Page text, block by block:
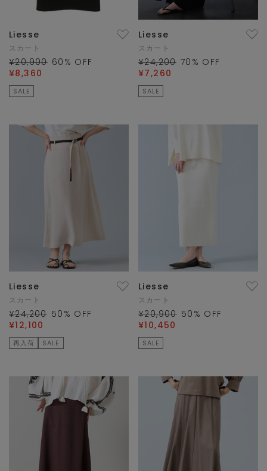
Liesse
スカート
¥20,900 60 % OFF
¥8,360
SALE
Liesse
スカート
¥24,200 70 % OFF
¥7,260
SALE
Liesse
スカート
¥24,200 50 % OFF
¥12,100
再入荷 SALE
Liesse
スカート
¥20,900 50 % OFF
¥10,450
SALE